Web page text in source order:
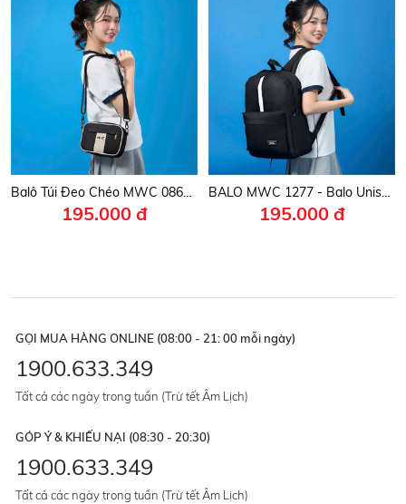
Balô Túi Đeo Chéo MWC 0865 - Túi Đeo Chéo Thời Trang Nam Nữ Có Logo MWC Tinh Tế, Tinh Gọn, Sang Trọng.
195.000 đ
BALO MWC 1277 - Balo Unisex Họa Tiết Đường Kẻ Sinh Động,Thời Trang Nhiều Ngăn Tiện Lợi, Mang Đi Mọi Nơi.
195.000 đ
GỌI MUA HÀNG ONLINE (08:00 - 21: 00 mỗi ngày)
1900.633.349
Tất cả các ngày trong tuần (Trừ tết Âm Lịch)
GÓP Ý & KHIẾU NẠI (08:30 - 20:30)
1900.633.349
Tất cả các ngày trong tuần (Trừ tết Âm Lịch)